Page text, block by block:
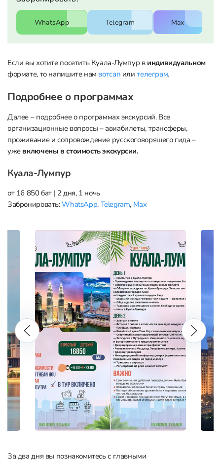
WhatsApp Telegram Max
WhatsApp Telegram Max
Если вы хотите посетить Куала-Лумпур в индивидуальном
формате, то напишите нам вотсап илителеграм.
Подробнее о программах
Далее – подробнее о программах экскурсий. Все
организационные вопросы – авиабилеты, трансферы,
проживание и сопровождение русскоговорящего гида –
ужевключены в стоимость экскурсии.
Куала-Лумпур
от 16 850 бат | 2 дня, 1 ночь
Забронировать:WhatsApp, Telegram, Max
За два дня вы познакомитесь с главными